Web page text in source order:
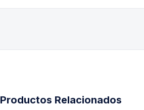
Productos Relacionados